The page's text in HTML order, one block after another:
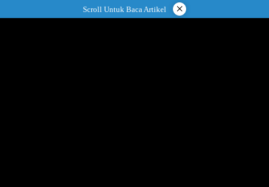
ke
Scroll Untuk Baca Artikel ×